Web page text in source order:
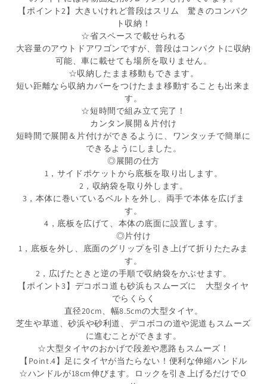
【ポイント2】大きいけれど普段はスリム 驚きのコンパク
ト収納！
☆省スペースで載せられる
大容量のアウトドアワゴンですが、普段はコンパクトに収納
可能、車に載せても場所を取りません。
☆収納したまま移動もできます。
短い距離なら収納カバーをつけたまま移動することも出来ま
す。
☆短時間で組み立て完了！
カンタン展開＆片付け
短時間で展開＆片付けができるように、ワンタッチで簡単に
できるようにしました。
◎展開の仕方
1，サイドポケットから底板を取り出します。
2，収納袋を取り外します。
3，本体に巻いているベルトを外し、両手で本体を広げま
す。
4，底板を広げて、本体の底面に設置します。
◎片付け
1，底板を外し、底面のグリップを引き上げて折りたたみま
す。
2，広げたときと逆の手順で収納袋をかぶせます。
【ポイント3】デコボコ道も砂浜もスムーズに 大型タイヤ
でらくらく
直径20cm、幅8.5cmの大型タイヤ。
芝生や草道、砂浜や砂利道、デコボコの道や泥道もスムーズ
に進むことができます。
☆大型タイヤのおかげで段差や悪路もスムーズ！
【Point.4】足にタイヤが当たらない！便利な伸縮ハンドル
☆ハンドルが18cm伸びます。ロックを引き上げるだけでＯ